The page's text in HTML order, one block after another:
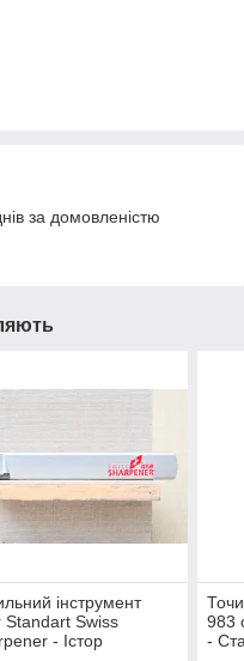
за домовленістю
інструмент
Standart Swiss
- Істор
983
-